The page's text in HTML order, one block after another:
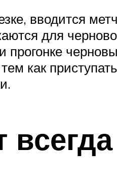
вводится
для
прогонке
как